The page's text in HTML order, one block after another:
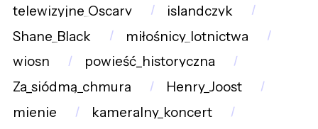
telewizyjne_Oscary
islandczyk
Shane_Black
miłośnicy_lotnictwa
wiosn
powieść_historyczna
Za_siódmą_chmurą
Henry_Joost
mienie
kameralny_koncert